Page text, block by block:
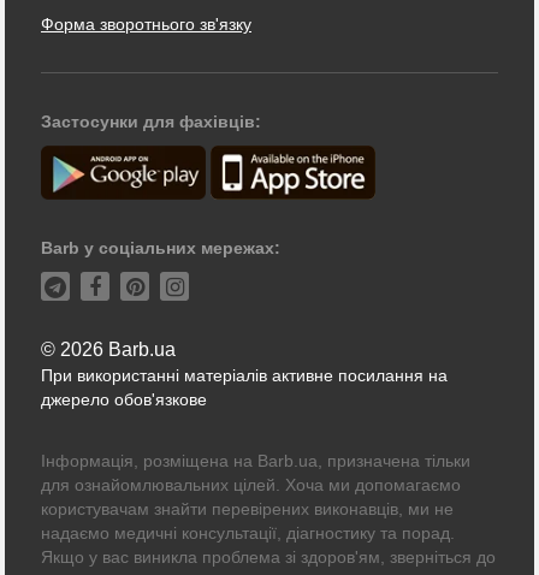
Форма зворотнього зв'язку
Застосунки для фахівців:
Barb у соціальних мережах:
© 2026 Barb.ua
При використанні матеріалів активне посилання на
джерело обов'язкове
Інформація, розміщена на Barb.ua, призначена тільки
для ознайомлювальних цілей. Хоча ми допомагаємо
користувачам знайти перевірених виконавців, ми не
надаємо медичні консультації, діагностику та порад.
Якщо у вас виникла проблема зі здоров'ям, зверніться до